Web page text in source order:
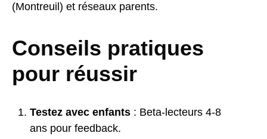
(Montreuil) et réseaux parents.
Conseils pratiques
pour réussir
Testez avec enfants : Beta-lecteurs 4-8
ans pour feedback.